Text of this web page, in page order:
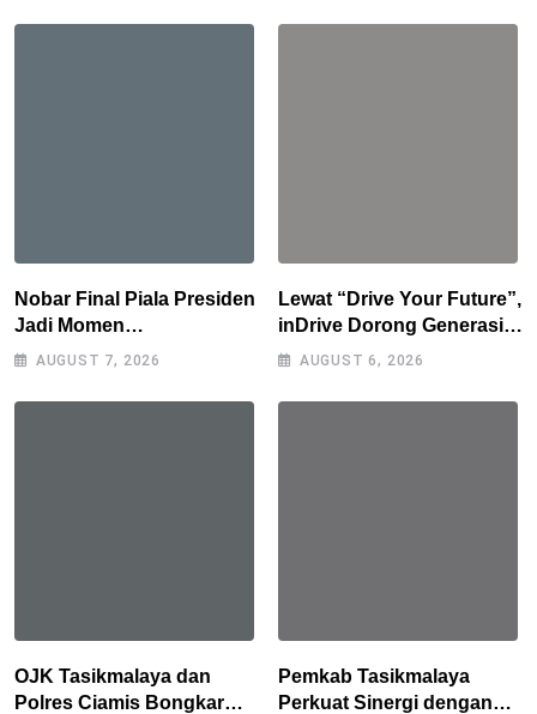
Nobar Final Piala Presiden
Jadi Momen
Kebersamaan, Polres
Bobotoh dan Berbagai
AUGUST 7, 2026
Lewat “Drive Your Future”,
inDrive Dorong Generasi
Muda Bandung Jadi
Lebih Bertanggung Jawab
AUGUST 6, 2026
OJK Tasikmalaya dan
Polres Ciamis Bongkar
Pemkab Tasikmalaya
Perkuat Sinergi dengan